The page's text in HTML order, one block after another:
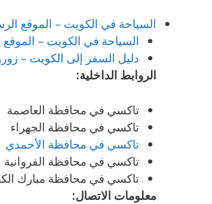
السياحة في الكويت – الموقع
السياحة في الكويت –
دليل السفر إلى الكويت –
الروابط الداخلية:
تاكسي في محافظة العاصمة
تاكسي في محافظة الجهراء
تاكسي في محافظة الأحمدي
تاكسي في محافظة الفروانية
تاكسي في محافظة مبارك
معلومات الاتصال: